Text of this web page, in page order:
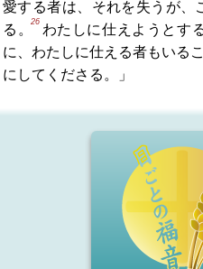
愛する者は、それを失うが、
る。
26
わたしに仕えようとす
に、わたしに仕える者もいる
にしてくださる。」